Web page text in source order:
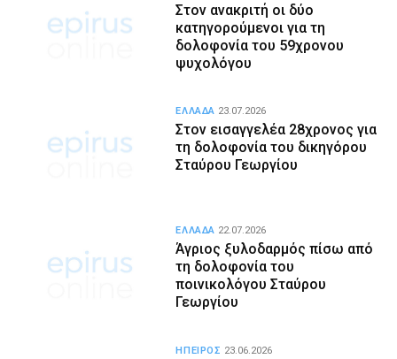
Στον ανακριτή οι δύο
κατηγορούμενοι για τη
δολοφονία του 59χρονου
ψυχολόγου
Στον εισαγγελέα 28χρονος για
τη δολοφονία του δικηγόρου
Σταύρου Γεωργίου
ΕΛΛΑΔΑ 23.07.2026
Άγριος ξυλοδαρμός πίσω από
τη δολοφονία του
ποινικολόγου Σταύρου
Γεωργίου
ΕΛΛΑΔΑ 22.07.2026
ΗΠΕΙΡΟΣ 23.06.2026